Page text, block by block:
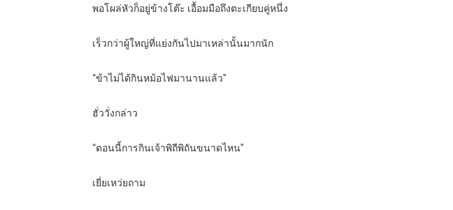
พอโผล่หัวก็อยู่ข้างโต๊ะ เอื้อมมือถึงตะเกียบคู่หนึ่ง
เร็วกว่าผู้ใหญ่ที่แย่งกันไปมาเหล่านั้นมากนัก
“ข้าไม่ได้กินหม้อไฟมานานแล้ว”
ฮั่ววั่งกล่าว
“ตอนนี้การกินเจ้าพิถีพิถันขนาดไหน”
เยี่ยเหว่ยถาม